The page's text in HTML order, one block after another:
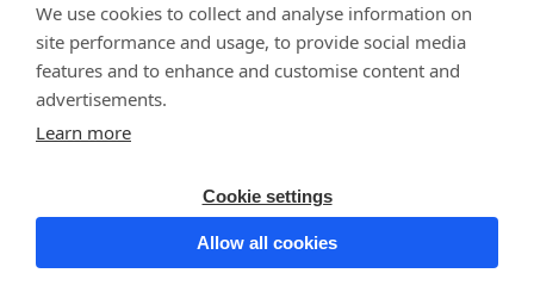
We use cookies to collect and analyse information on
site performance and usage, to provide social media
features and to enhance and customise content and
advertisements.
Learn more
Cookie settings
Allow all cookies
da schwerere Elemente heller erscheinen. Dies gilt für gut
getrennte Atomsäulen in einfachen Strukturen. Bei dickeren
Proben erzeugen dynamische Beugungseffekte einen nicht-
monotonen Kontrast, selbst in HAADF-Aufnahmen. Die
säulenweise Zusammensetzungsbestimmung in
Vergleich mit Bildsimulationen.
Datenanalyse und Quantifizierung